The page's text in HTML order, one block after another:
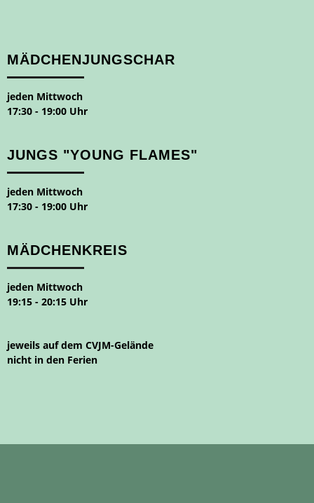
MÄDCHENJUNGSCHAR
jeden Mittwoch
17:30 - 19:00 Uhr
JUNGS "YOUNG FLAMES"
jeden Mittwoch
17:30 - 19:00 Uhr
MÄDCHENKREIS
jeden Mittwoch
19:15 - 20:15 Uhr
jeweils auf dem CVJM-Gelände
nicht in den Ferien